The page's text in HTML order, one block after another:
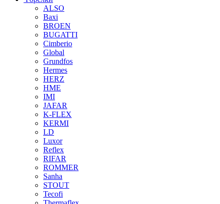
ALSO
Baxi
BROEN
BUGATTI
Cimberio
Global
Grundfos
Hermes
HERZ
HME
IMI
JAFAR
K-FLEX
KERMI
LD
Luxor
Reflex
RIFAR
ROMMER
Sanha
STOUT
Tecofi